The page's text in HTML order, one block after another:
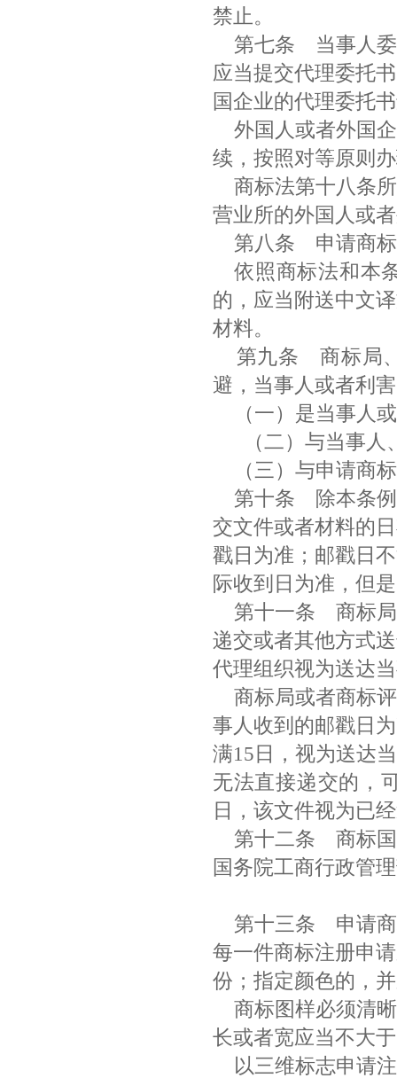
禁止。
第七条 当事人委
应当提交代理委托
国企业的代理委托
外国人或者外国
续，按照对等原则
商标法第十八条
营业所的外国人或
第八条 申请商标
依照商标法和本
的，应当附送中文
材料。
第九条 商标局
避，当事人或者利
（一）是当事人
（二）与当事人
（三）与申请商
第十条 除本条例
交文件或者材料的
戳日为准；邮戳日
际收到日为准，但
第十一条 商标局
递交或者其他方式
代理组织视为送达
商标局或者商标
事人收到的邮戳日
满15日，视为送达
无法直接递交的，
日，该文件视为已
第十二条 商标国
国务院工商行政管
第十三条 申请商
每一件商标注册申
份；指定颜色的，
商标图样必须清
长或者宽应当不大
以三维标志申请